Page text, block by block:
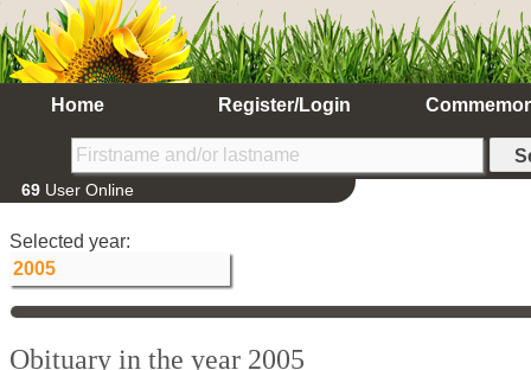
Home Register/Login
69 User Online
Selected year:
Obituary in the year 2005